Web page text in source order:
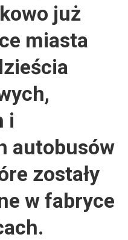
już
miasta
i
autobusów
zostały
w fabryce